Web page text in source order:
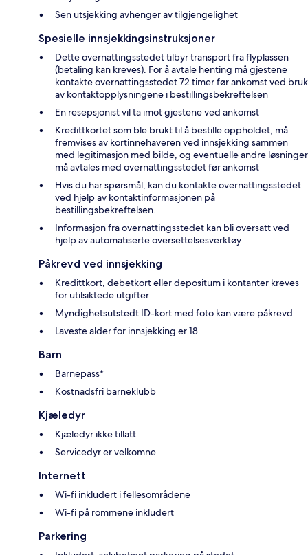
Sen utsjekking avhenger av tilgjengelighet
Spesielle innsjekkingsinstruksjoner
Dette overnattingsstedet tilbyr transport fra flyplassen
(betaling kan kreves). For å avtale henting må gjestene
kontakte overnattingsstedet 72 timer før ankomst ved bruk
av kontaktopplysningene i bestillingsbekreftelsen
En resepsjonist vil ta imot gjestene ved ankomst
Kredittkortet som ble brukt til å bestille oppholdet, må
fremvises av kortinnehaveren ved innsjekking sammen
med legitimasjon med bilde, og eventuelle andre løsninger
må avtales med overnattingsstedet før ankomst
Hvis du har spørsmål, kan du kontakte overnattingsstedet
ved hjelp av kontaktinformasjonen på
bestillingsbekreftelsen.
Informasjon fra overnattingsstedet kan bli oversatt ved
hjelp av automatiserte oversettelsesverktøy
Påkrevd ved innsjekking
Kredittkort, debetkort eller depositum i kontanter kreves
for utilsiktede utgifter
Myndighetsutstedt ID-kort med foto kan være påkrevd
Laveste alder for innsjekking er 18
Barn
Barnepass*
Kostnadsfri barneklubb
Kjæledyr
Kjæledyr ikke tillatt
Servicedyr er velkomne
Internett
Wi-fi inkludert i fellesområdene
Wi-fi på rommene inkludert
Parkering